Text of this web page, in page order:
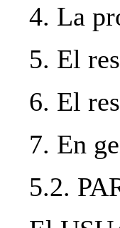
4. La
5. El
6. El
7. En
5.2.